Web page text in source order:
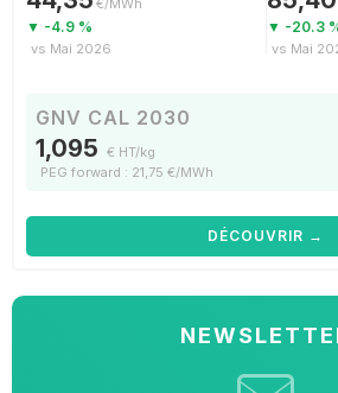
€/MWh
▼ -4.9 %
vs Mai 2026
▼ -20.3
vs Mai
GNV CAL 2030
1,095 € HT/kg
PEG forward : 21,75 €/MWh
DÉCOUVRIR →